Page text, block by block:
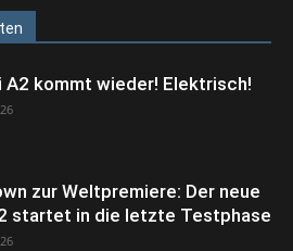
A2 kommt wieder! Elektrisch!
zur Weltpremiere: Der neue
startet in die letzte Testphase